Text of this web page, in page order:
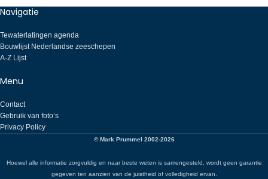
Navigatie
Tewaterlatingen agenda
Bouwlijst Nederlandse zeeschepen
A-Z Lijst
Menu
Contact
Gebruik van foto’s
Privacy Policy
© Mark Prummel 2002-2026
Hoewel alle informatie zorgvuldig en naar beste weten is samengesteld, wordt geen garantie
gegeven ten aanzien van de juistheid of volledigheid ervan.